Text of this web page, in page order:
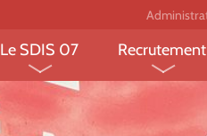
Le SDIS 07
Le département et ses
risques
Recrutement
Devenir